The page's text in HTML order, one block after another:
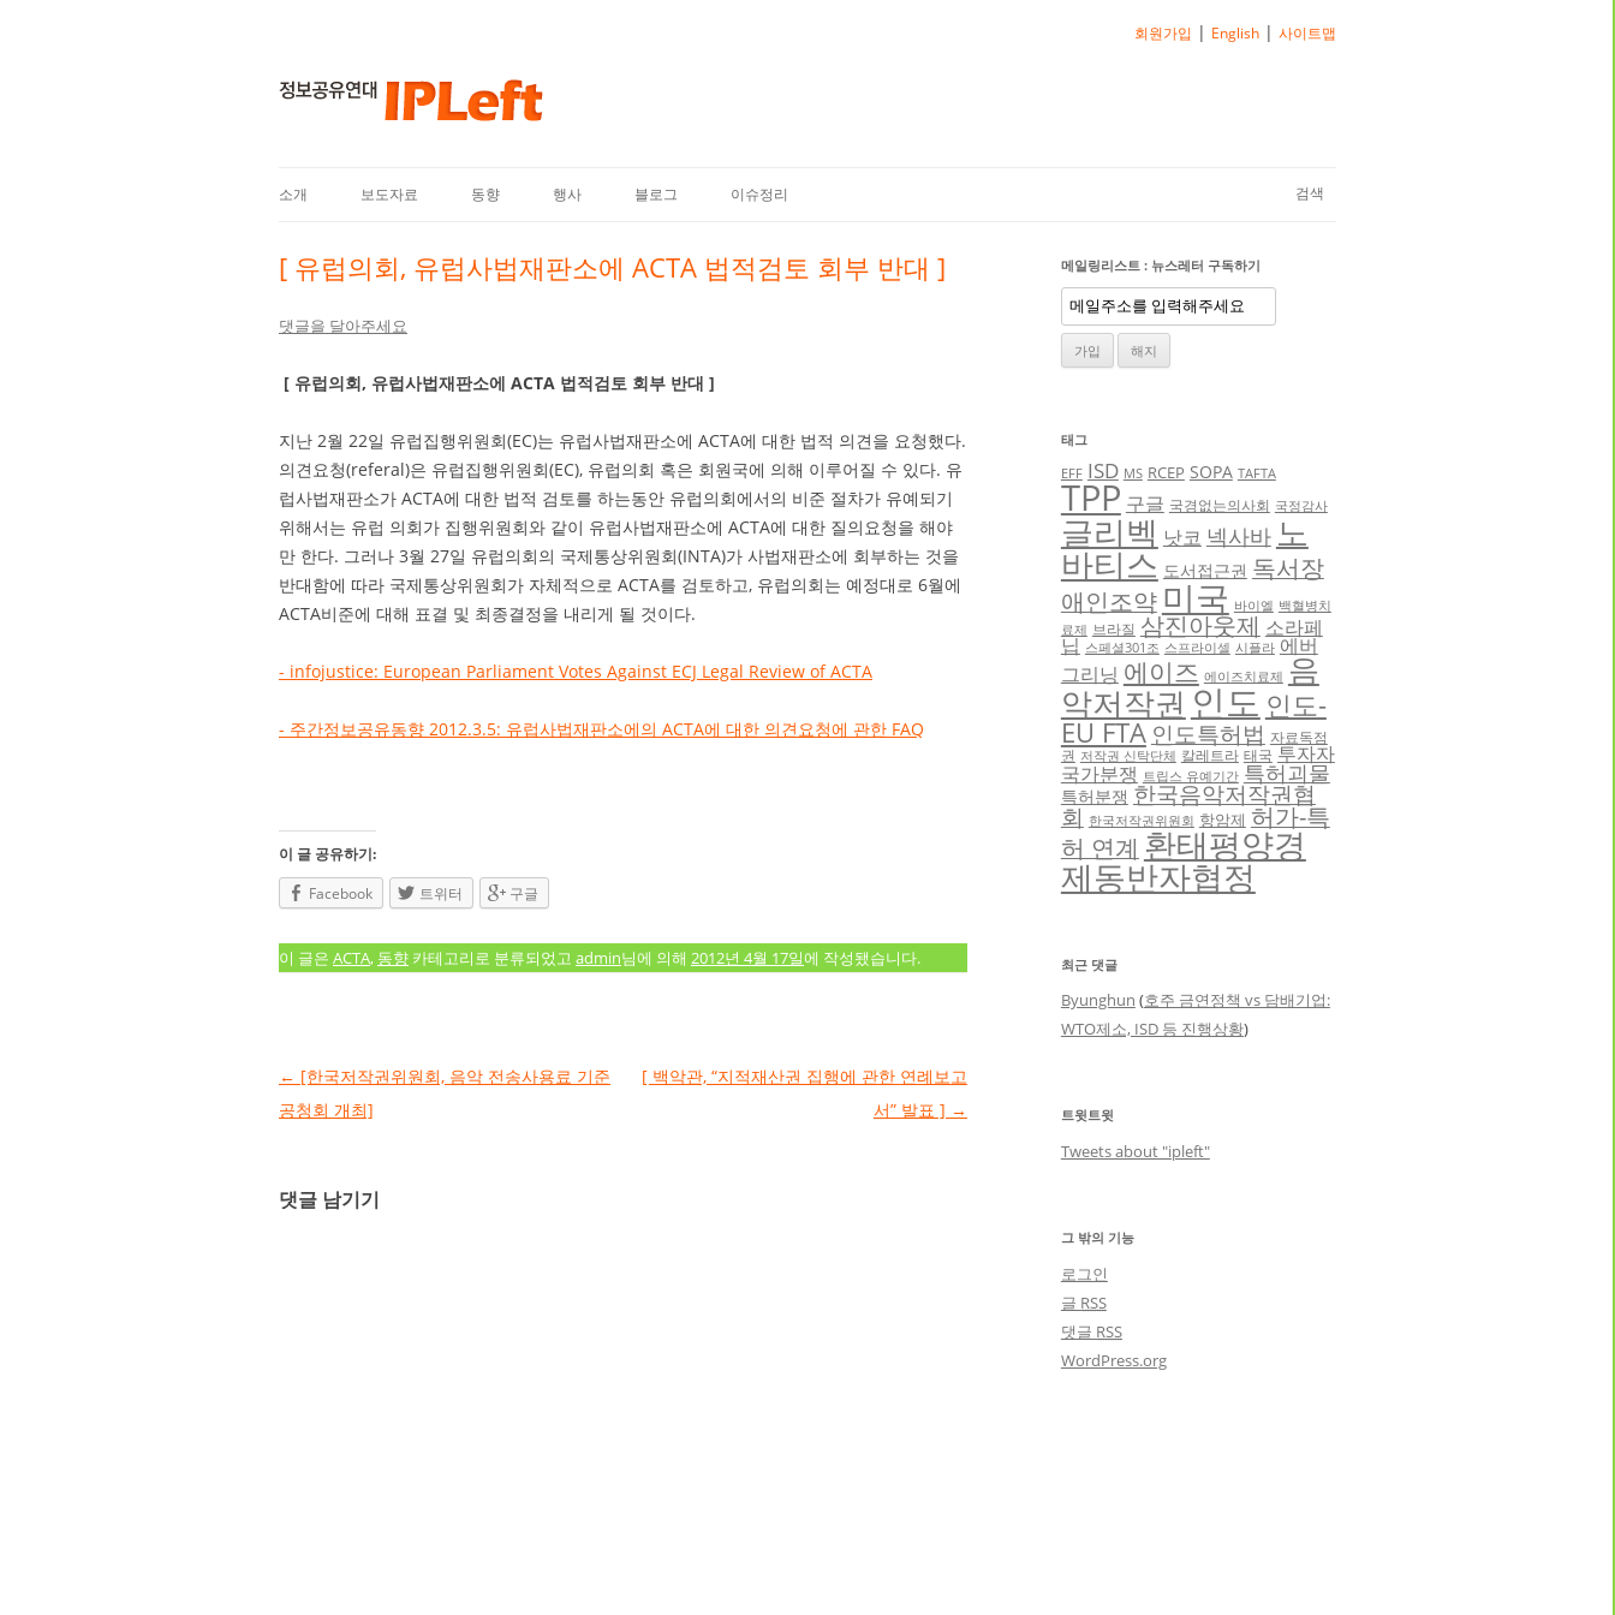
소개 보도자료 동향 행사 블로그 이슈정리 검색
회원가입 | English |사이트맵
[ 유럽의회, 유럽사법재판소에 ACTA 법적검토 회부 반대 ]
댓글을 달아주세요
[ 유럽의회, 유럽사법재판소에 ACTA 법적검토 회부 반대 ]
지난 2월 22일 유럽집행위원회(EC)는 유럽사법재판소에 ACTA에 대한 법적 의견을 요청했다.
의견요청(referal)은 유럽집행위원회(EC), 유럽의회 혹은 회원국에 의해 이루어질 수 있다. 유
럽사법재판소가 ACTA에 대한 법적 검토를 하는동안 유럽의회에서의 비준 절차가 유예되기
위해서는 유럽 의회가 집행위원회와 같이 유럽사법재판소에 ACTA에 대한 질의요청을 해야
만 한다. 그러나 3월 27일 유럽의회의 국제통상위원회(INTA)가 사법재판소에 회부하는 것을
반대함에 따라 국제통상위원회가 자체적으로 ACTA를 검토하고, 유럽의회는 예정대로 6월에
ACTA비준에 대해 표결 및 최종결정을 내리게 될 것이다.
- infojustice: European Parliament Votes Against ECJ Legal Review of ACTA
- 주간정보공유동향 2012.3.5: 유럽사법재판소에의 ACTA에 대한 의견요청에 관한 FAQ
이 글 공유하기:
Facebook
트위터 구글
이 글은 ACTA, 동향 카테고리로 분류되었고 admin님에 의해 2012년 4월 17일에 작성됐습니다.
글 네비게이션
← [한국저작권위원회, 음악 전송사용료 기준
공청회 개최]
[ 백악관, “지적재산권 집행에 관한 연례보고
서” 발표 ] →
댓글 남기기
메일링리스트 : 뉴스레터 구독하기
태그
EFF ISD MS RCEP SOPA TAFTA
TPP 구글 국경없는의사회 국정감사
글리벡 낫코 넥사바 노
바티스 도서접근권 독서장
애인조약 미국 바이엘 백혈병치
료제 브라질 삼진아웃제 소라페
닙 스페셜301조 스프라이셀 시플라 에버
그리닝 에이즈 에이즈치료제 음
악저작권 인도 인도-
EU FTA 인도특허법 자료독점
권 저작권 신탁단체 칼레트라 태국 투자자
국가분쟁 트립스 유예기간 특허괴물
특허분쟁 한국음악저작권협
회 한국저작권위원회 항암제 허가-특
허 연계 환태평양경
제동반자협정
최근 댓글
Byunghun (호주 금연정책 vs 담배기업:
WTO제소, ISD 등 진행상황)
트윗트윗
Tweets about "ipleft"
그 밖의 기능
로그인
글 RSS
댓글 RSS
WordPress.org